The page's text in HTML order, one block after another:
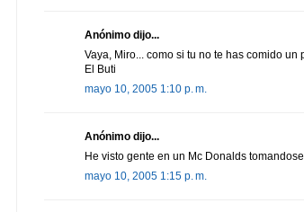
Anónimo dijo...
Vaya, Miro... como si tu no te has comido
El Buti
mayo 10, 2005 1:10 p. m.
Anónimo dijo...
He visto gente en un Mc Donalds
mayo 10, 2005 1:15 p. m.